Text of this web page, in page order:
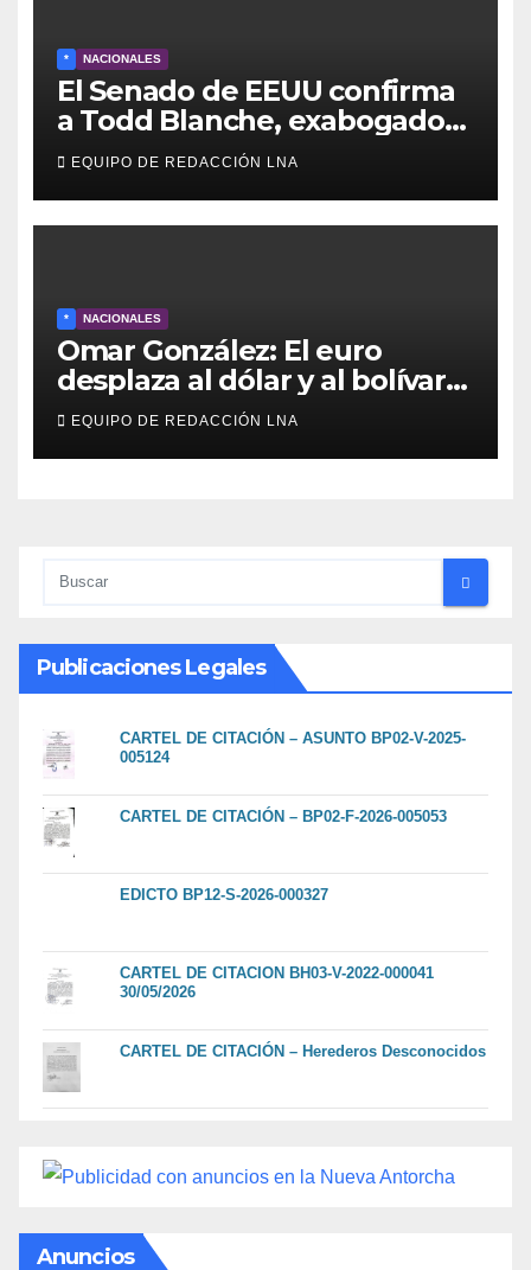
* NACIONALES
El Senado de EEUU confirma
a Todd Blanche, exabogado
de Trump, como fiscal
general
EQUIPO DE REDACCIÓN LNA
* NACIONALES
Omar González: El euro
desplaza al dólar y al bolívar
en medio del caos económico
EQUIPO DE REDACCIÓN LNA
Publicaciones Legales
CARTEL DE CITACIÓN – ASUNTO BP02-V-2025-
005124
CARTEL DE CITACIÓN – BP02-F-2026-005053
EDICTO BP12-S-2026-000327
CARTEL DE CITACION BH03-V-2022-000041
30/05/2026
CARTEL DE CITACIÓN – Herederos Desconocidos
Anuncios